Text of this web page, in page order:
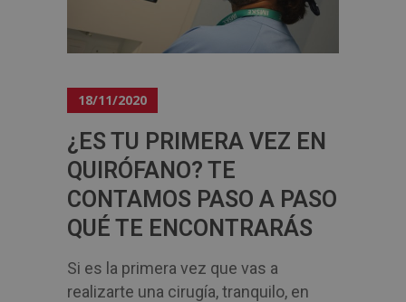
18/11/2020
¿ES TU PRIMERA VEZ EN
QUIRÓFANO? TE
CONTAMOS PASO A PASO
QUÉ TE ENCONTRARÁS
Si es la primera vez que vas a
realizarte una cirugía, tranquilo, en